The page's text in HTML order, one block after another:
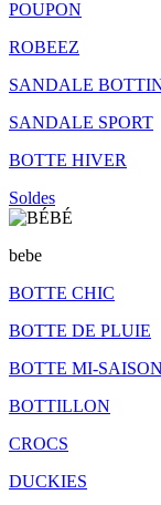
POUPON
ROBEEZ
SANDALE
SANDALE SPORT
BOTTE HIVER
Soldes
bebe
BOTTE CHIC
BOTTE DE PLUIE
BOTTE MI-SAISON
BOTTILLON
CROCS
DUCKIES